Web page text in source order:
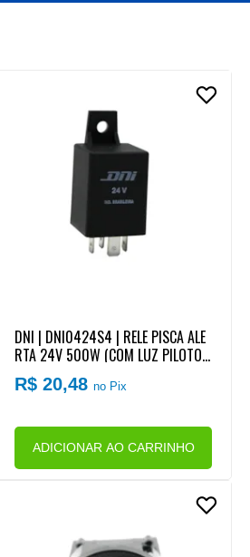
DNI | DNI0424S4 | RELE PISCA ALE
RTA 24V 500W (COM LUZ PILOTO)
(4 TERMINAIS) (COM SUPORTE)
R$ 20,48no Pix
ADICIONAR AO CARRINHO